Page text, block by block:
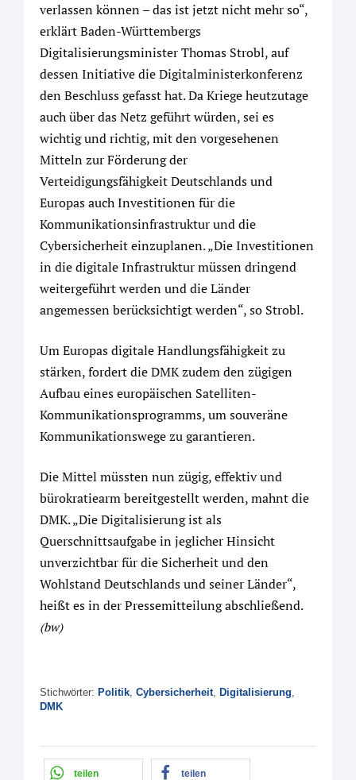
verlassen können – das ist jetzt nicht mehr so“,
erklärt Baden-Württembergs
Digitalisierungsminister Thomas Strobl, auf
dessen Initiative die Digitalministerkonferenz
den Beschluss gefasst hat. Da Kriege heutzutage
auch über das Netz geführt würden, sei es
wichtig und richtig, mit den vorgesehenen
Mitteln zur Förderung der
Verteidigungsfähigkeit Deutschlands und
Europas auch Investitionen für die
Kommunikationsinfrastruktur und die
Cybersicherheit einzuplanen. „Die Investitionen
in die digitale Infrastruktur müssen dringend
weitergeführt werden und die Länder
angemessen berücksichtigt werden“, so Strobl.
Um Europas digitale Handlungsfähigkeit zu
stärken, fordert die DMK zudem den zügigen
Aufbau eines europäischen Satelliten-
Kommunikationsprogramms, um souveräne
Kommunikationswege zu garantieren.
Die Mittel müssten nun zügig, effektiv und
bürokratiearm bereitgestellt werden, mahnt die
DMK. „Die Digitalisierung ist als
Querschnittsaufgabe in jeglicher Hinsicht
unverzichtbar für die Sicherheit und den
Wohlstand Deutschlands und seiner Länder“,
heißt es in der Pressemitteilung abschließend.
(bw)
Stichwörter: Politik, Cybersicherheit, Digitalisierung,
DMK
teilen teilen